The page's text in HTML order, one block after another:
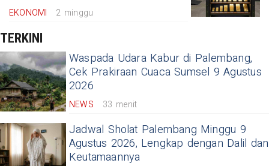
EKONOMI 2 minggu
TERKINI
Waspada Udara Kabur di Palembang,
Cek Prakiraan Cuaca Sumsel 9 Agustus
2026
NEWS 33 menit
Jadwal Sholat Palembang Minggu 9
Agustus 2026, Lengkap dengan Dalil dan
Keutamaannya